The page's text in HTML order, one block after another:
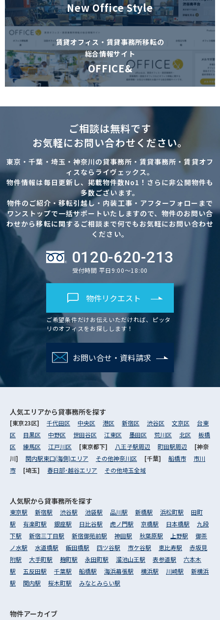
New Office Style
賃貸オフィス・賃貸事務所移転の
総合情報サイト
OFFICE&
ご相談は無料です
お気軽にお問い合わせください。
東京・千葉・埼玉・神奈川の貸事務所・賃貸事務所・賃貸オフ
ィスならライヴェックス。
物件情報は毎日更新し、掲載物件数No1！さらに非公開物件も
多数ございます。
物件のご紹介・移転引越し・内装工事・アフターフォローまで
ワンストップで一括サポートいたしますので、物件のお問い合
わせから移転に関するご相談まで何でもお気軽にお問い合わせ
ください。
0120-620-213
受付時間 平日9:00～18:00
物件リクエスト
ご希望条件だけお伝えいただければ、ピッタ
リのオフィスをお探しします！
お問い合せ・資料請求
人気エリアから貸事務所を探す
[東京23区] 千代田区 中央区 港区 新宿区 渋谷区 文京区
台東
区
目黒区 中野区 世田谷区 江東区 墨田区 荒川区 北区
板橋
区
練馬区 江戸川区 [東京都下] 八王子駅周辺 町田駅周辺
[神奈
川] 関内駅東口(海側)エリア その他神奈川区 [千葉] 船橋市
市川
市
[埼玉] 春日部･越谷エリア その他埼玉全域
人気駅から貸事務所を探す
東京駅 新宿駅 渋谷駅 池袋駅 品川駅 新橋駅 浜松町駅
田町
駅
有楽町駅 銀座駅 日比谷駅 虎ノ門駅 京橋駅 日本橋駅
九段
下駅
新宿三丁目駅 新宿御苑前駅 神田駅 秋葉原駅 上野駅
御茶
ノ水駅
水道橋駅 飯田橋駅 四ツ谷駅 市ケ谷駅 恵比寿駅
赤坂見
附駅
大手町駅 麹町駅 永田町駅 溜池山王駅 表参道駅
六本木
駅
五反田駅 千葉駅 船橋駅 海浜幕張駅 横浜駅 川崎駅
新横浜
駅
関内駅 桜木町駅 みなとみらい駅
物件アーカイブ